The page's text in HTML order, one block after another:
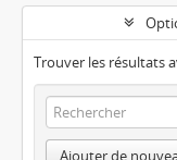
Trouver les résultats
Ajouter de